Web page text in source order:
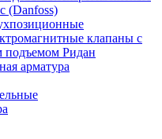
(Danfoss)
клапаны с
подъемом Ридан
арматура